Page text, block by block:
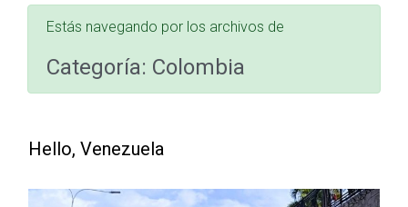
Estás navegando por los archivos de
Categoría: Colombia
Hello, Venezuela